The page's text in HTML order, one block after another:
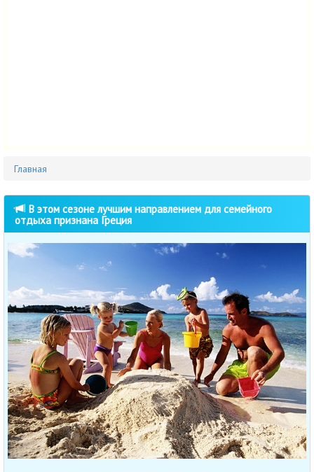
Главная
В этом сезоне лучшим направлением для семейного
отдыха признана Греция